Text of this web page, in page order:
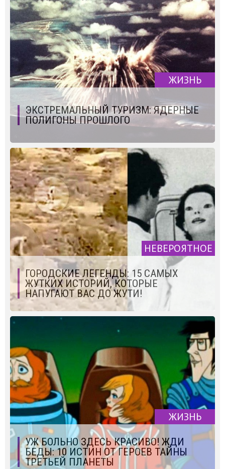
ЖИЗНЬ
ЭКСТРЕМАЛЬНЫЙ ТУРИЗМ: ЯДЕРНЫЕ
ПОЛИГОНЫ ПРОШЛОГО
НЕВЕРОЯТНОЕ
ГОРОДСКИЕ ЛЕГЕНДЫ: 15 САМЫХ
ЖУТКИХ ИСТОРИЙ, КОТОРЫЕ
НАПУГАЮТ ВАС ДО ЖУТИ!
ЖИЗНЬ
УЖ БОЛЬНО ЗДЕСЬ КРАСИВО! ЖДИ
БЕДЫ: 10 ИСТИН ОТ ГЕРОЕВ ТАЙНЫ
ТРЕТЬЕЙ ПЛАНЕТЫ